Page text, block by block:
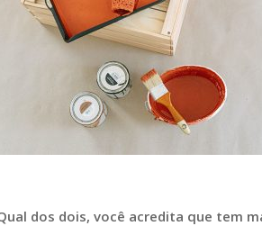
dos dois, você acredita que tem